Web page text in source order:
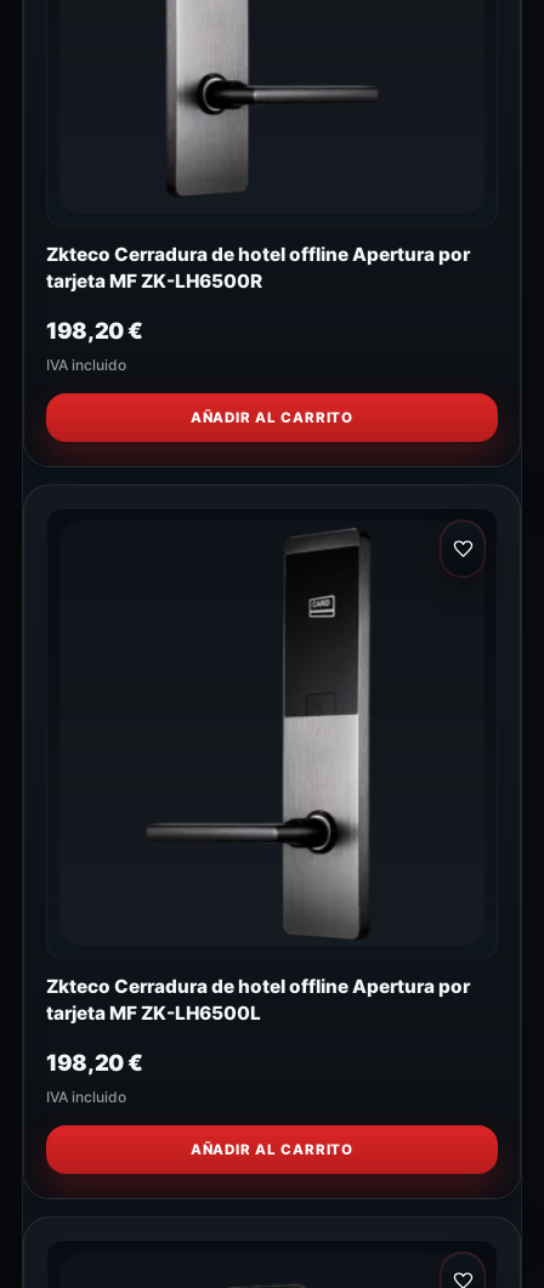
Zkteco Cerradura de hotel offline Apertura por
tarjeta MF ZK-LH6500R
198,20€
IVA incluido
AÑADIR AL CARRITO
Zkteco Cerradura de hotel offline Apertura por
tarjeta MF ZK-LH6500L
198,20€
IVA incluido
AÑADIR AL CARRITO